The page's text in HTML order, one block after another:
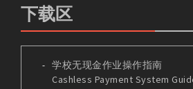
下载区
学校无现金作业操作指南
Cashless Payment System